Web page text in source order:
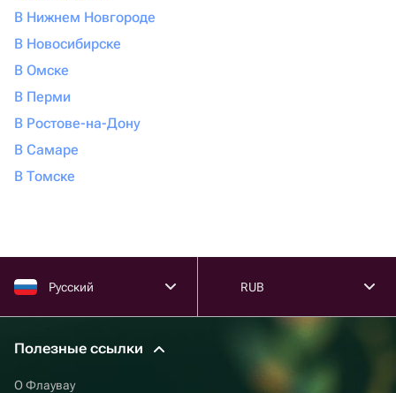
В Нижнем Новгороде
В Новосибирске
В Омске
В Перми
В Ростове-на-Дону
В Самаре
В Томске
Русский RUB
Полезные ссылки
О Флаувау